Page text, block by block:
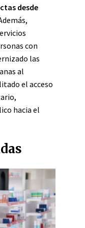
desde
con
las
al
el acceso
hacia el